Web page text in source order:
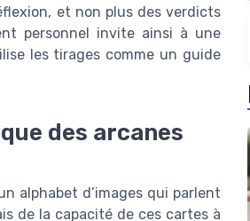
et non plus des verdicts
personnel invite ainsi à une
les tirages comme un guide
des arcanes
alphabet d’images qui parlent
de la capacité de ces cartes à